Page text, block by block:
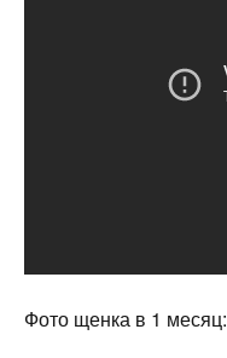
Фото щенка в 1 месяц: